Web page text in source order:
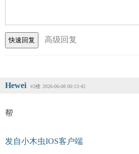
高级回复
Hewei #2楼 2026-06-08 00:13:42
帮
发自小木虫IOS客户端